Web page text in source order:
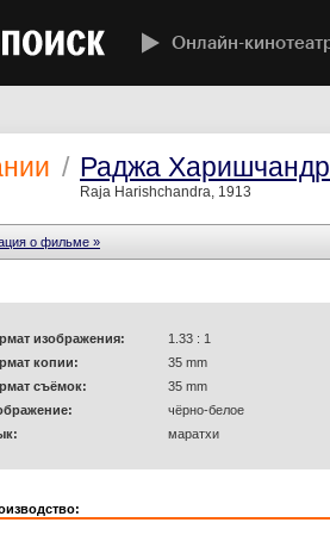
Онлайн-
/ Раджа
Raja Harishchandra, 1913
o фильме »
изображения:
1.33 : 1
копии:
35 mm
съёмок:
35 mm
чёрно-белое
маратхи